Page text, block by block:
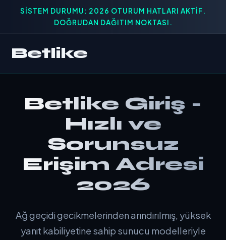
SISTEM DURUMU: 2026 OTURUM HATLARI AKTIF.
DOĞRUDAN DAĞITIM NOKTASI.
Betlike
Betlike Giriş -
Hızlı ve
Sorunsuz
Erişim Adresi
2026
Ağ geçidi gecikmelerinden arındırılmış, yüksek
yanıt kabiliyetine sahip sunucu modelleriyle